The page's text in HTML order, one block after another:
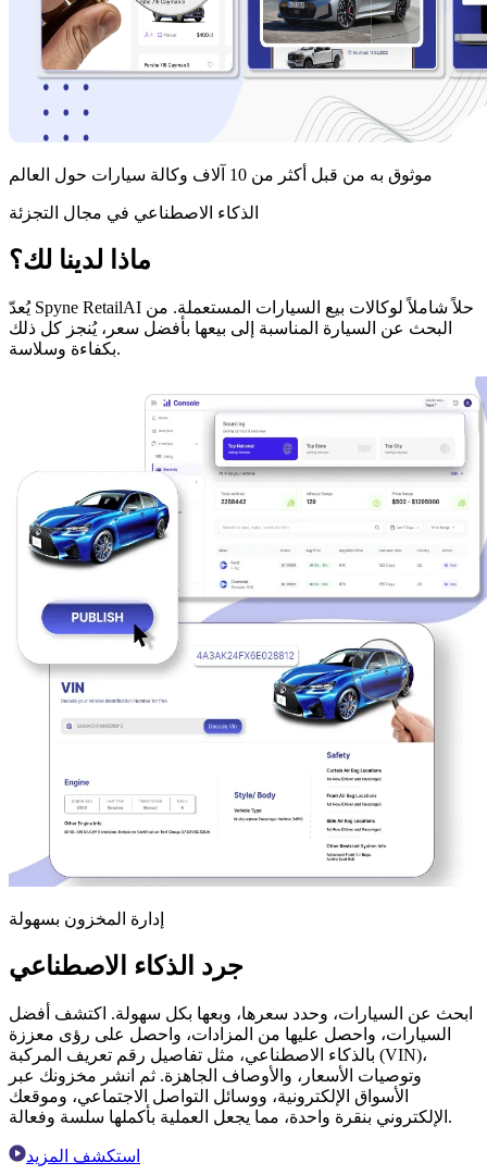
موثوق به من قبل أكثر من 10 آلاف وكالة سيارات حول العالم
الذكاء الاصطناعي في مجال التجزئة
ماذا لدينا لك؟
يُعدّ Spyne RetailAI حلاً شاملاً لوكالات بيع السيارات المستعملة. من
البحث عن السيارة المناسبة إلى بيعها بأفضل سعر، يُنجز كل ذلك
بكفاءة وسلاسة.
إدارة المخزون بسهولة
جرد الذكاء الاصطناعي
ابحث عن السيارات، وحدد سعرها، وبعها بكل سهولة. اكتشف أفضل
السيارات، واحصل عليها من المزادات، واحصل على رؤى معززة
بالذكاء الاصطناعي، مثل تفاصيل رقم تعريف المركبة (VIN)،
وتوصيات الأسعار، والأوصاف الجاهزة. ثم انشر مخزونك عبر
الأسواق الإلكترونية، ووسائل التواصل الاجتماعي، وموقعك
الإلكتروني بنقرة واحدة، مما يجعل العملية بأكملها سلسة وفعالة.
استكشف المزيد